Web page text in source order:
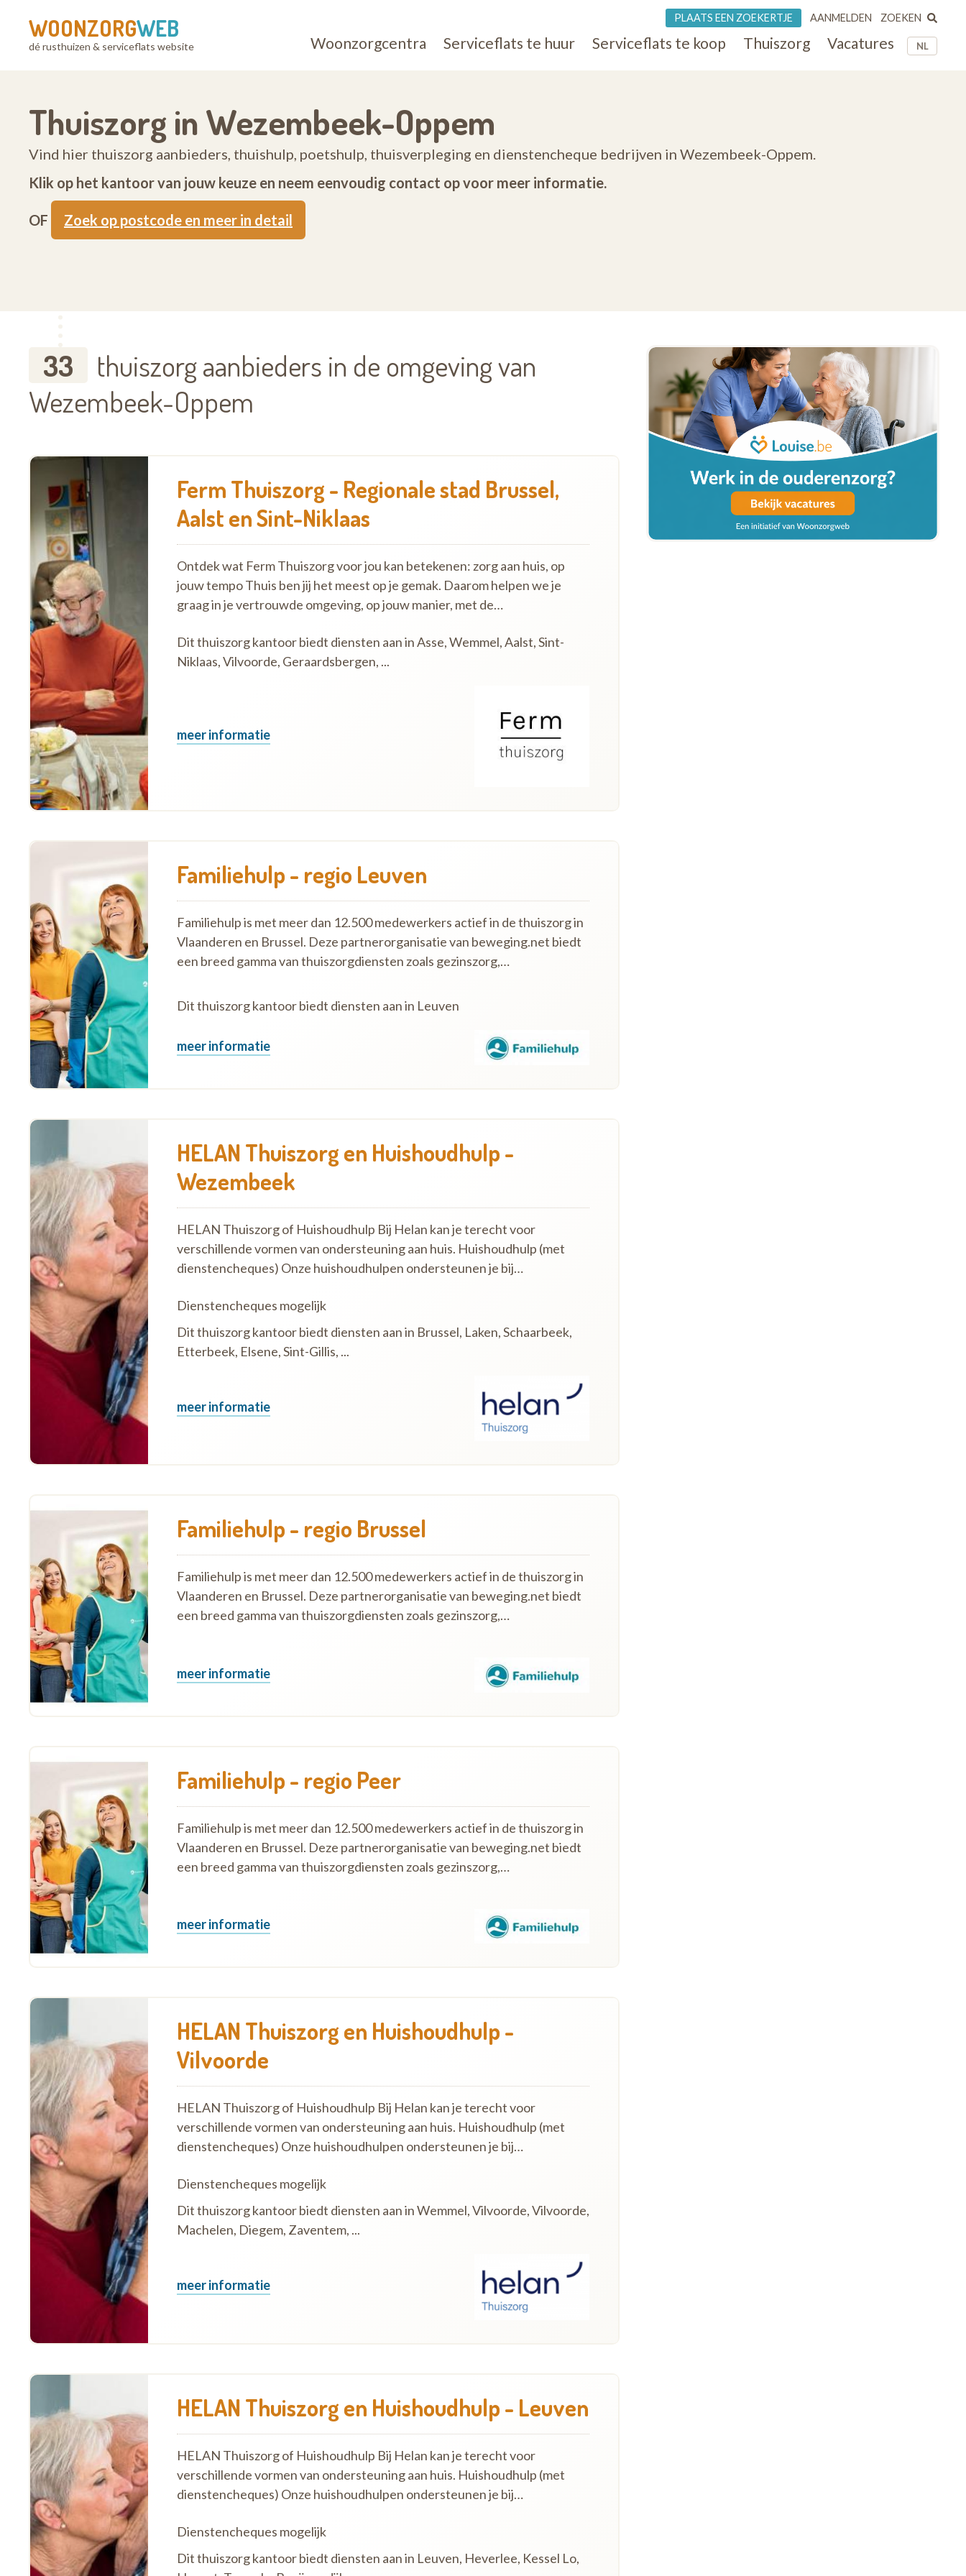
WOONZORGWEB
dé rusthuizen & serviceflats website NL
Woonzorgcentra Serviceflats te huur Serviceflats te koop Thuiszorg Vacatures
PLAATS EEN ZOEKERTJE AANMELDEN ZOEKEN
Thuiszorg in Wezembeek-Oppem
Vind hier thuiszorg aanbieders, thuishulp, poetshulp, thuisverpleging en dienstencheque bedrijven in Wezembeek-Oppem.
Klik op het kantoor van jouw keuze en neem eenvoudig contact op voor meer informatie.
OF Zoek op postcode en meer in detail
33
thuiszorg aanbieders in de omgeving van
Wezembeek-Oppem
Ferm Thuiszorg - Regionale stad Brussel,
Aalst en Sint-Niklaas
Ontdek wat Ferm Thuiszorg voor jou kan betekenen: zorg aan huis, op
jouw tempo Thuis ben jij het meest op je gemak. Daarom helpen we je
graag in je vertrouwde omgeving, op jouw manier, met de…
Dit thuiszorg kantoor biedt diensten aan in Asse, Wemmel, Aalst, Sint-
Niklaas, Vilvoorde, Geraardsbergen, ...
meer informatie
Familiehulp - regio Leuven
Familiehulp is met meer dan 12.500 medewerkers actief in de thuiszorg in
Vlaanderen en Brussel. Deze partnerorganisatie van beweging.net biedt
een breed gamma van thuiszorgdiensten zoals gezinszorg,…
Dit thuiszorg kantoor biedt diensten aan in Leuven
meer informatie
HELAN Thuiszorg en Huishoudhulp -
Wezembeek
HELAN Thuiszorg of Huishoudhulp Bij Helan kan je terecht voor
verschillende vormen van ondersteuning aan huis. Huishoudhulp (met
dienstencheques) Onze huishoudhulpen ondersteunen je bij…
Dienstencheques mogelijk
Dit thuiszorg kantoor biedt diensten aan in Brussel, Laken, Schaarbeek,
Etterbeek, Elsene, Sint-Gillis, ...
meer informatie
Familiehulp - regio Brussel
Familiehulp is met meer dan 12.500 medewerkers actief in de thuiszorg in
Vlaanderen en Brussel. Deze partnerorganisatie van beweging.net biedt
een breed gamma van thuiszorgdiensten zoals gezinszorg,…
meer informatie
Familiehulp - regio Peer
Familiehulp is met meer dan 12.500 medewerkers actief in de thuiszorg in
Vlaanderen en Brussel. Deze partnerorganisatie van beweging.net biedt
een breed gamma van thuiszorgdiensten zoals gezinszorg,…
meer informatie
HELAN Thuiszorg en Huishoudhulp -
Vilvoorde
HELAN Thuiszorg of Huishoudhulp Bij Helan kan je terecht voor
verschillende vormen van ondersteuning aan huis. Huishoudhulp (met
dienstencheques) Onze huishoudhulpen ondersteunen je bij…
Dienstencheques mogelijk
Dit thuiszorg kantoor biedt diensten aan in Wemmel, Vilvoorde, Vilvoorde,
Machelen, Diegem, Zaventem, ...
meer informatie
HELAN Thuiszorg en Huishoudhulp - Leuven
HELAN Thuiszorg of Huishoudhulp Bij Helan kan je terecht voor
verschillende vormen van ondersteuning aan huis. Huishoudhulp (met
dienstencheques) Onze huishoudhulpen ondersteunen je bij…
Dienstencheques mogelijk
Dit thuiszorg kantoor biedt diensten aan in Leuven, Heverlee, Kessel Lo,